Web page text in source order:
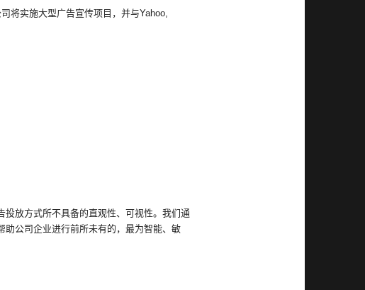
将实施大型广告宣传项目，并与Yahoo,
放方式所不具备的直观性、可视性。我们通
公司企业进行前所未有的，最为智能、敏